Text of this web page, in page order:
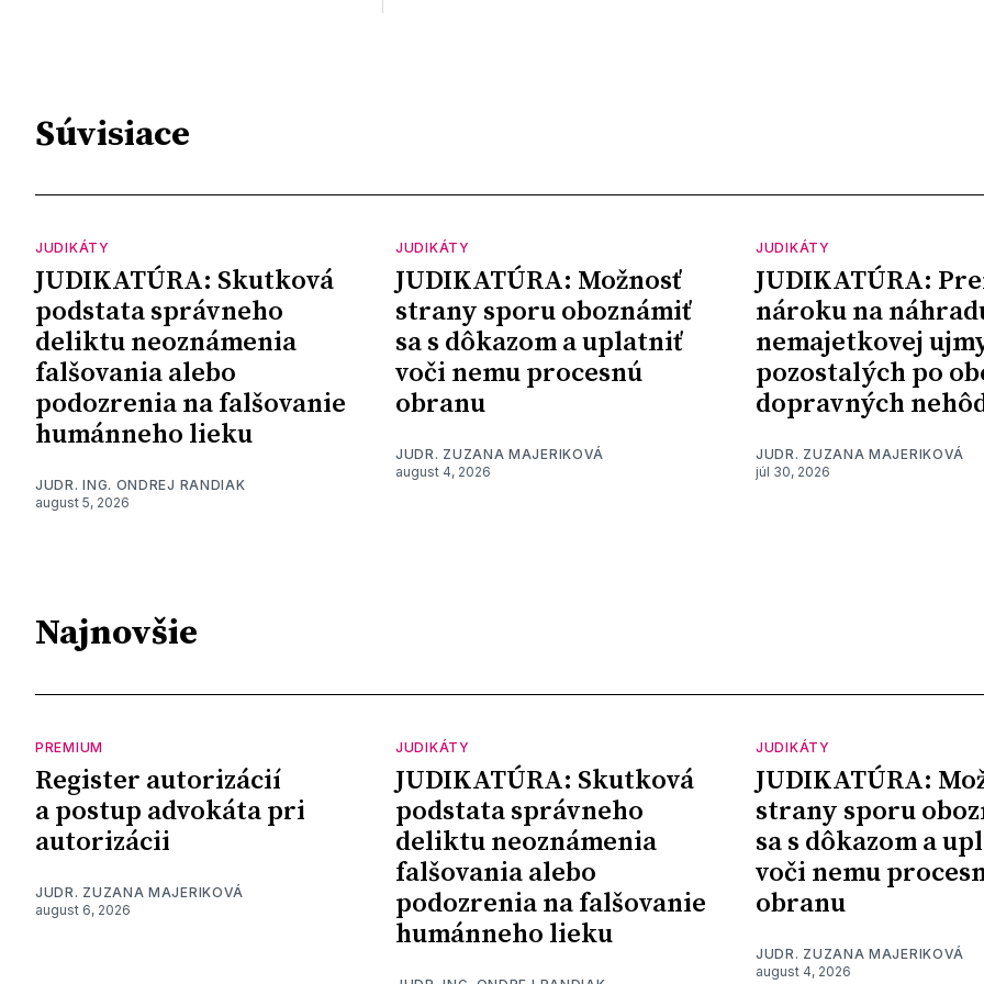
Súvisiace
JUDIKÁTY
JUDIKATÚRA: Skutková
podstata správneho
deliktu neoznámenia
falšovania alebo
podozrenia na falšovanie
humánneho lieku
JUDR. ING. ONDREJ RANDIAK
august 5, 2026
JUDIKÁTY
JUDIKATÚRA: Možnosť
strany sporu oboznámiť
sa s dôkazom a uplatniť
voči nemu procesnú
obranu
JUDR. ZUZANA MAJERIKOVÁ
august 4, 2026
JUDIKÁTY
JUDIKATÚRA:
nároku na
nemajetkovej
pozostalých po
dopravných
JUDR. ZUZANA MAJERIKOVÁ
júl 30, 2026
Najnovšie
PREMIUM
Register autorizácií
a postup advokáta pri
autorizácii
JUDR. ZUZANA MAJERIKOVÁ
august 6, 2026
JUDIKÁTY
JUDIKATÚRA: Skutková
podstata správneho
deliktu neoznámenia
falšovania alebo
podozrenia na falšovanie
humánneho lieku
JUDIKÁTY
JUDIKATÚRA:
strany sporu
sa s dôkazom a
voči nemu
obranu
JUDR. ZUZANA MAJERIKOVÁ
august 4, 2026